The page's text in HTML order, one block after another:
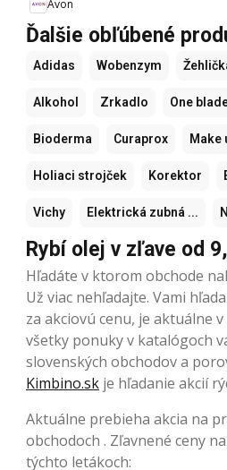
Avon
Ďalšie obľúbené
Adidas Wobenzym
Alkohol Zrkadlo One
Bioderma Curaprox Make
Holiaci strojček Korektor
Vichy Elektrická zubná ...
Rybí olej v zľave od
Hľadáte v ktorom obchode
Už viac nehľadajte. Vami
za akciovú cenu, je aktuálne
všetky ponuky v katalógoch
slovenských obchodov a
Kimbino.sk je hľadanie akcií
Aktuálne prebieha akcia na
obchodoch . Zľavnené ceny
týchto letákoch: